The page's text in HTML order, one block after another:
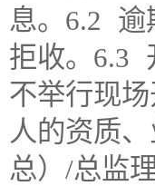
息。6.2 逾
拒收。6.3
不举行现
人的资质
总）/总监